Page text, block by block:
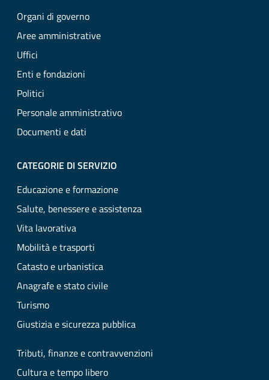
Organi di governo
Aree amministrative
Uffici
Enti e fondazioni
Politici
Personale amministrativo
Documenti e dati
CATEGORIE DI SERVIZIO
Educazione e formazione
Salute, benessere e assistenza
Vita lavorativa
Mobilità e trasporti
Catasto e urbanistica
Anagrafe e stato civile
Turismo
Giustizia e sicurezza pubblica
Tributi, finanze e contravvenzioni
Cultura e tempo libero